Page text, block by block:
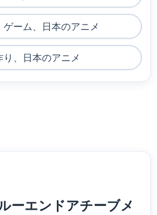
ゲーム、日本のアニメ
り、日本のアニメ
ーエンドアチーブメ